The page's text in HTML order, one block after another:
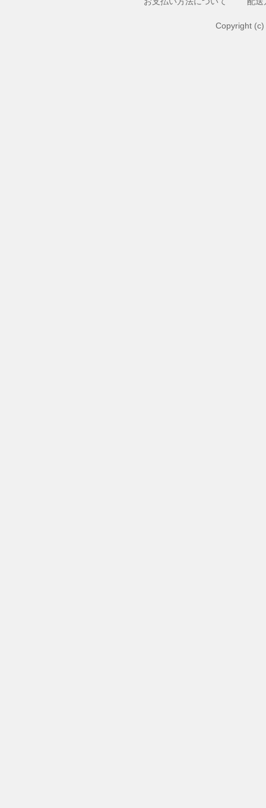
Copyright